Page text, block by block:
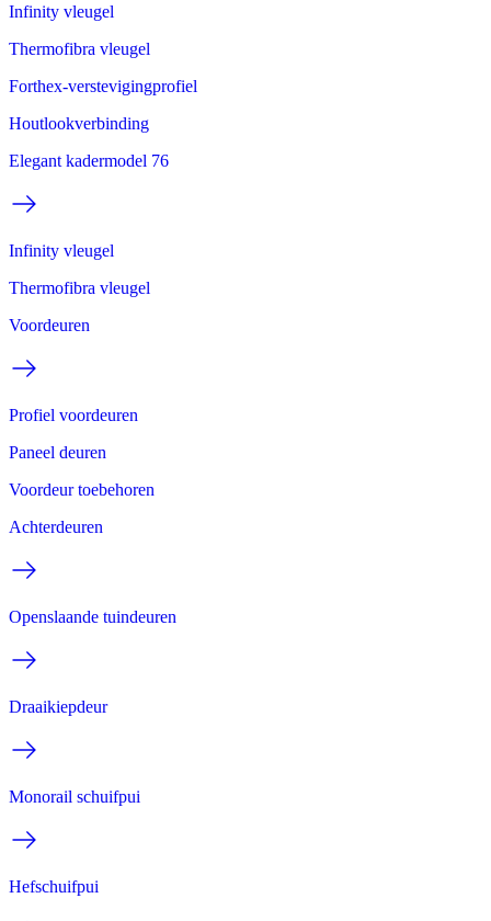
Infinity vleugel
Thermofibra vleugel
Forthex-verstevigingprofiel
Houtlookverbinding
Elegant kadermodel 76
Infinity vleugel
Thermofibra vleugel
Voordeuren
Profiel voordeuren
Paneel deuren
Voordeur toebehoren
Achterdeuren
Openslaande tuindeuren
Draaikiepdeur
Monorail schuifpui
Hefschuifpui